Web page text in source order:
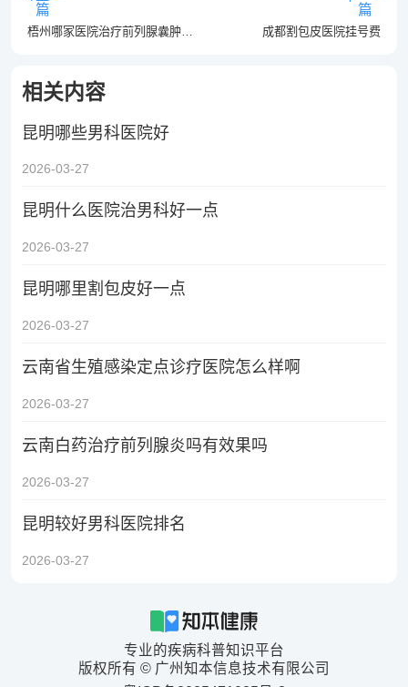
篇
梧州哪家医院治疗前列腺囊肿的效果最好
篇
成都割包皮医院挂号费
相关内容
昆明哪些男科医院好
2026-03-27
昆明什么医院治男科好一点
2026-03-27
昆明哪里割包皮好一点
2026-03-27
云南省生殖感染定点诊疗医院怎么样啊
2026-03-27
云南白药治疗前列腺炎吗有效果吗
2026-03-27
昆明较好男科医院排名
2026-03-27
专业的疾病科普知识平台
版权所有 © 广州知本信息技术有限公司